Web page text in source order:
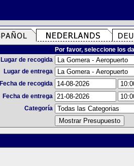
Por favor, seleccione los
Lugar de recogida
Lugar de entrega
Fecha de recogida
Fecha de entrega
Categoría